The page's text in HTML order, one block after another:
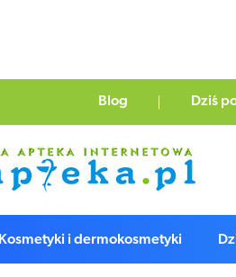
Blog Dziś
Kosmetyki i dermokosmetyki